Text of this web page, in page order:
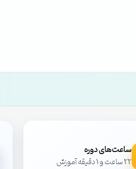
ساعت‌های دوره
22 ساعت و 1 دقیقه آموزش